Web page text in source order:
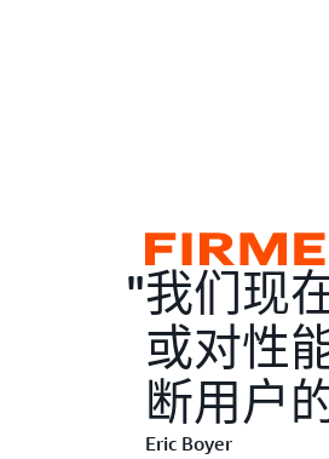
我们现
或对性
断用户
Eric Boyer